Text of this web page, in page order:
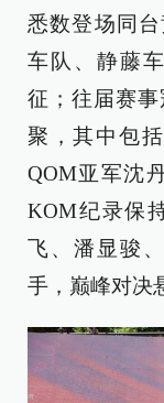
悉数登场同
车队、静藤
征；往届赛
聚，其中包
QOM亚军沈
KOM纪录保
飞、潘显骏
手，巅峰对决